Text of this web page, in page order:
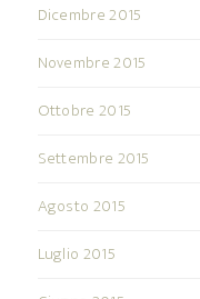
Dicembre 2015
Novembre 2015
Ottobre 2015
Settembre 2015
Agosto 2015
Luglio 2015